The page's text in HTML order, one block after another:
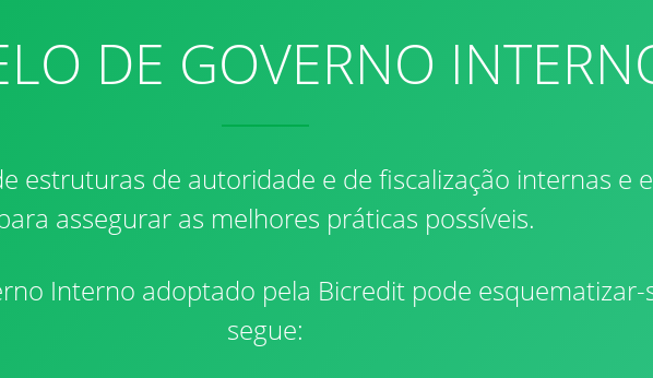
DE GOVERNO
estruturas de autoridade e de fiscalização internas e
assegurar as melhores práticas possíveis.
Interno adoptado pela Bicredit pode esquematizar-
segue: